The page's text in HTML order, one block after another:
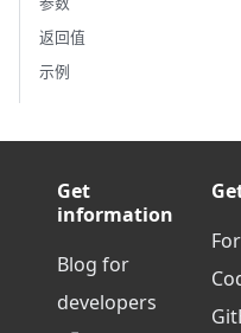
返回值
示例
Get
information
Blog for
developers